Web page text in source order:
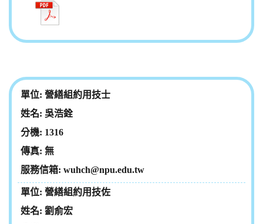
營繕組約用技士
吳浩銓
1316
無
wuhch@npu.edu.tw
營繕組約用技佐
劉俞宏